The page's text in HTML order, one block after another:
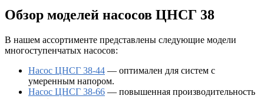
Обзор моделей насосов ЦНСГ 38
В нашем ассортименте представлены следующие модели
многоступенчатых насосов:
Насос ЦНСГ 38-44 — оптимален для систем с
умеренным напором.
Насос ЦНСГ 38-66 — повышенная производительность